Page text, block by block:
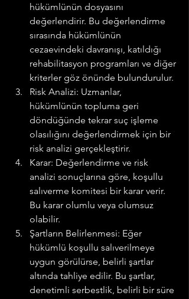
hükümlünün dosyasını
değerlendirir. Bu değerlendirme
sırasında hükümlünün
cezaevindeki davranışı, katıldığı
rehabilitasyon programları ve diğer
kriterler göz önünde bulundurulur.
Risk Analizi: Uzmanlar,
hükümlünün topluma geri
döndüğünde tekrar suç işleme
olasılığını değerlendirmek için bir
risk analizi gerçekleştirir.
Karar: Değerlendirme ve risk
analizi sonuçlarına göre, koşullu
salıverme komitesi bir karar verir.
Bu karar olumlu veya olumsuz
olabilir.
Şartların Belirlenmesi: Eğer
hükümlü koşullu salıverilmeye
uygun görülürse, belirli şartlar
altında tahliye edilir. Bu şartlar,
denetimli serbestlik, belirli bir süre